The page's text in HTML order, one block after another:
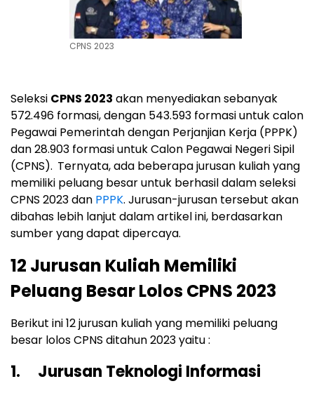
CPNS 2023
Seleksi CPNS 2023 akan menyediakan sebanyak
572.496 formasi, dengan 543.593 formasi untuk calon
Pegawai Pemerintah dengan Perjanjian Kerja (PPPK)
dan 28.903 formasi untuk Calon Pegawai Negeri Sipil
(CPNS). Ternyata, ada beberapa jurusan kuliah yang
memiliki peluang besar untuk berhasil dalam seleksi
CPNS 2023 dan PPPK. Jurusan-jurusan tersebut akan
dibahas lebih lanjut dalam artikel ini, berdasarkan
sumber yang dapat dipercaya.
12 Jurusan Kuliah Memiliki
Peluang Besar Lolos CPNS 2023
Berikut ini 12 jurusan kuliah yang memiliki peluang
besar lolos CPNS ditahun 2023 yaitu :
1. Jurusan Teknologi Informasi